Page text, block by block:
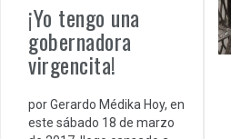
¡Yo tengo una
gobernadora
virgencita!
por Gerardo Médika Hoy, en
este sábado 18 de marzo